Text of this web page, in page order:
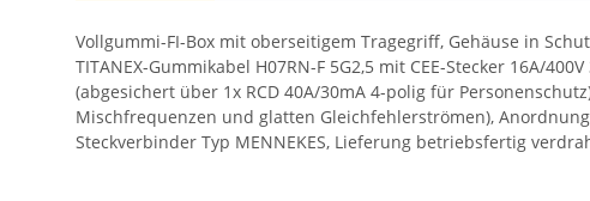
Vollgummi-FI-Box mit oberseitigem Tragegriff, Gehäuse in
TITANEX-Gummikabel H07RN-F 5G2,5 mit CEE-Stecker 16A/
(abgesichert über 1x RCD 40A/30mA 4-polig für
Mischfrequenzen und glatten Gleichfehlerströmen),
Steckverbinder Typ MENNEKES, Lieferung betriebsfertig